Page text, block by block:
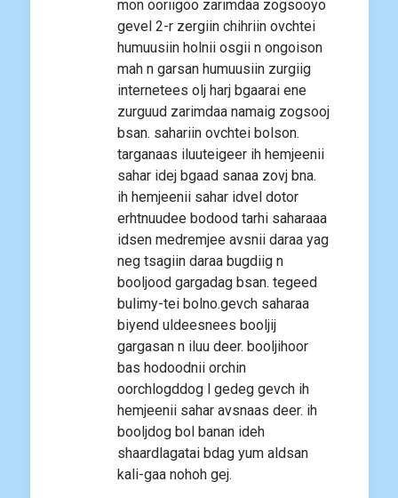
mon ooriigoo zarimdaa zogsooyo
gevel 2-r zergiin chihriin ovchtei
humuusiin holnii osgii n ongoison
mah n garsan humuusiin zurgiig
internetees olj harj bgaarai ene
zurguud zarimdaa namaig zogsooj
bsan. sahariin ovchtei bolson.
targanaas iluuteigeer ih hemjeenii
sahar idej bgaad sanaa zovj bna.
ih hemjeenii sahar idvel dotor
erhtnuudee bodood tarhi saharaaa
idsen medremjee avsnii daraa yag
neg tsagiin daraa bugdiig n
booljood gargadag bsan. tegeed
bulimy-tei bolno.gevch saharaa
biyend uldeesnees booljij
gargasan n iluu deer. booljihoor
bas hodoodnii orchin
oorchlogddog l gedeg gevch ih
hemjeenii sahar avsnaas deer. ih
booljdog bol banan ideh
shaardlagatai bdag yum aldsan
kali-gaa nohoh gej.